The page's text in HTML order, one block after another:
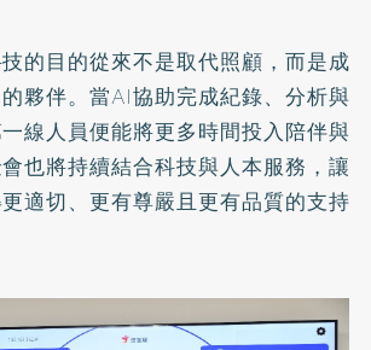
的目的從來不是取代照顧，而是成
夥伴。當AI協助完成紀錄、分析與
線人員便能將更多時間投入陪伴與
也將持續結合科技與人本服務，讓
適切、更有尊嚴且更有品質的支持